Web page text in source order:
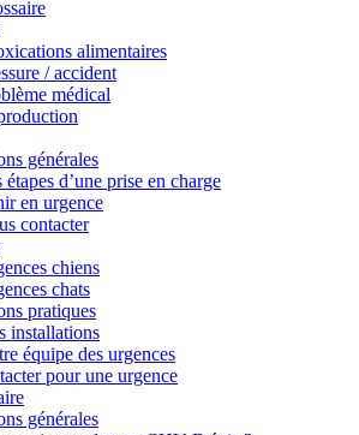
alimentaires
/ accident
médical
générales
étapes d’une prise en charge
en urgence
contacter
chiens
chats
pratiques
installations
équipe des urgences
pour une urgence
générales